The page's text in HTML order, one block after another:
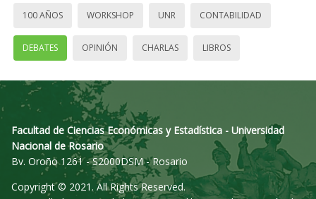
100 AÑOS WORKSHOP UNR CONTABILIDAD
DEBATES OPINIÓN CHARLAS LIBROS
Facultad de Ciencias Económicas y Estadística - Universidad
Nacional de Rosario
Bv. Oroño 1261 - S2000DSM - Rosario
Copyright © 2021. All Rights Reserved.